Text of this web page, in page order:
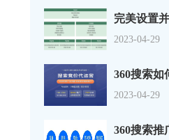
2023-04-29
2023-04-29